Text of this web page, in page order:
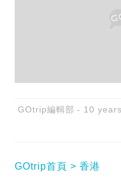
GOtrip編輯部 10
GOtrip首頁 香港